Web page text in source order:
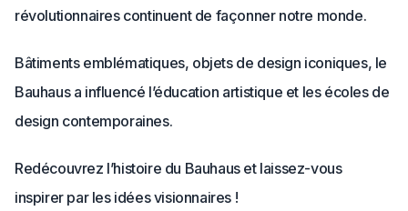
révolutionnaires continuent de façonner notre monde.
Bâtiments emblématiques, objets de design iconiques, le
Bauhaus a influencé l’éducation artistique et les écoles de
design contemporaines.
Redécouvrez l’histoire du Bauhaus et laissez-vous
inspirer par les idées visionnaires !